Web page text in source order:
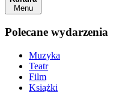
Menu
Polecane wydarzenia
Muzyka
Teatr
Film
Książki